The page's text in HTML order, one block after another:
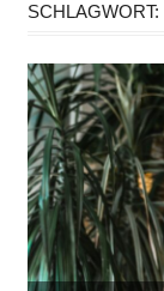
SCHLAGWORT: